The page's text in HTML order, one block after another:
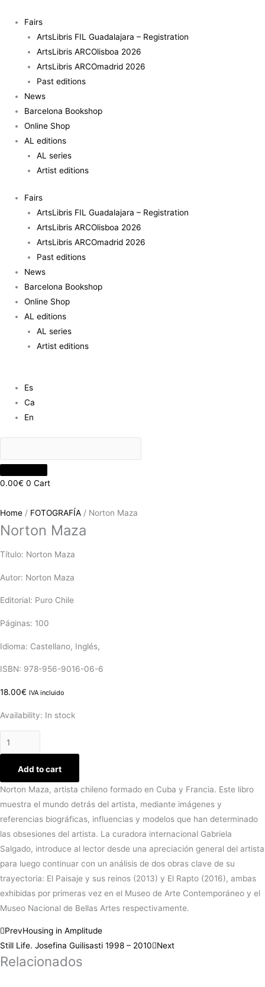
content
Fairs
ArtsLibris FIL Guadalajara – Registration
ArtsLibris ARCOlisboa 2026
ArtsLibris ARCOmadrid 2026
Past editions
News
Barcelona Bookshop
Online Shop
AL editions
AL series
Artist editions
Fairs
ArtsLibris FIL Guadalajara – Registration
ArtsLibris ARCOlisboa 2026
ArtsLibris ARCOmadrid 2026
Past editions
News
Barcelona Bookshop
Online Shop
AL editions
AL series
Artist editions
Es
Ca
En
0.00€ 0 Cart
Home / FOTOGRAFÍA / Norton Maza
Norton Maza
Título: Norton Maza
Autor: Norton Maza
Editorial: Puro Chile
Páginas: 100
Idioma: Castellano, Inglés,
ISBN: 978-956-9016-06-6
18.00€ IVA incluido
Availability: In stock
Maza
quantity
Add to cart
Norton Maza, artista chileno formado en Cuba y Francia. Este libro
muestra el mundo detrás del artista, mediante imágenes y
referencias biográficas, influencias y modelos que han determinado
las obsesiones del artista. La curadora internacional Gabriela
Salgado, introduce al lector desde una apreciación general del artista
para luego continuar con un análisis de dos obras clave de su
trayectoria: El Paisaje y sus reinos (2013) y El Rapto (2016), ambas
exhibidas por primeras vez en el Museo de Arte Contemporáneo y el
Museo Nacional de Bellas Artes respectivamente.
PrevHousing in Amplitude
Still Life. Josefina Guilisasti 1998 – 2010
Next
Relacionados